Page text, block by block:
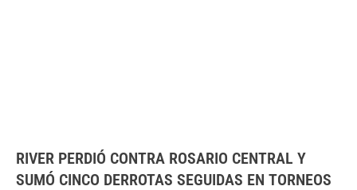
RIVER PERDIÓ CONTRA ROSARIO CENTRAL Y
SUMÓ CINCO DERROTAS SEGUIDAS EN TORNEOS